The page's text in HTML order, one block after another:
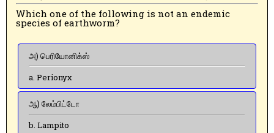
Which one of the following is not an endemic
species of earthworm?
அ) பெரியோனிக்ஸ்
a. Perionyx
ஆ) லேம்பிட்டோ
b. Lampito